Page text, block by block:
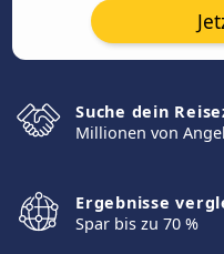
Suche dein
Millionen von
Ergebnisse
Spar bis zu 70 %